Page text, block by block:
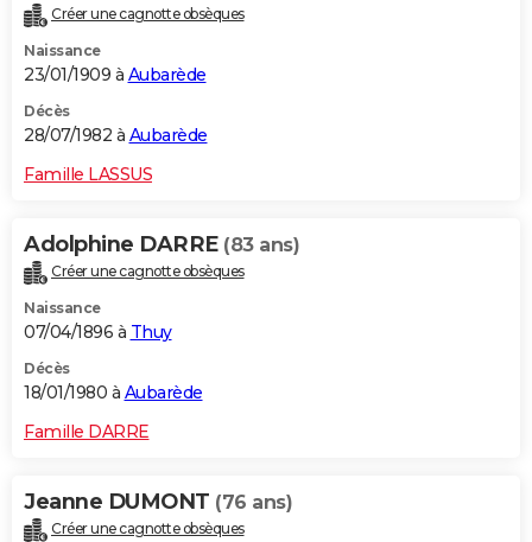
Créer une cagnotte obsèques
Naissance
23/01/1909 à Aubarède
Décès
28/07/1982 à Aubarède
Famille LASSUS
Adolphine DARRE (83 ans)
Créer une cagnotte obsèques
Naissance
07/04/1896 à Thuy
Décès
18/01/1980 à Aubarède
Famille DARRE
Jeanne DUMONT (76 ans)
Créer une cagnotte obsèques